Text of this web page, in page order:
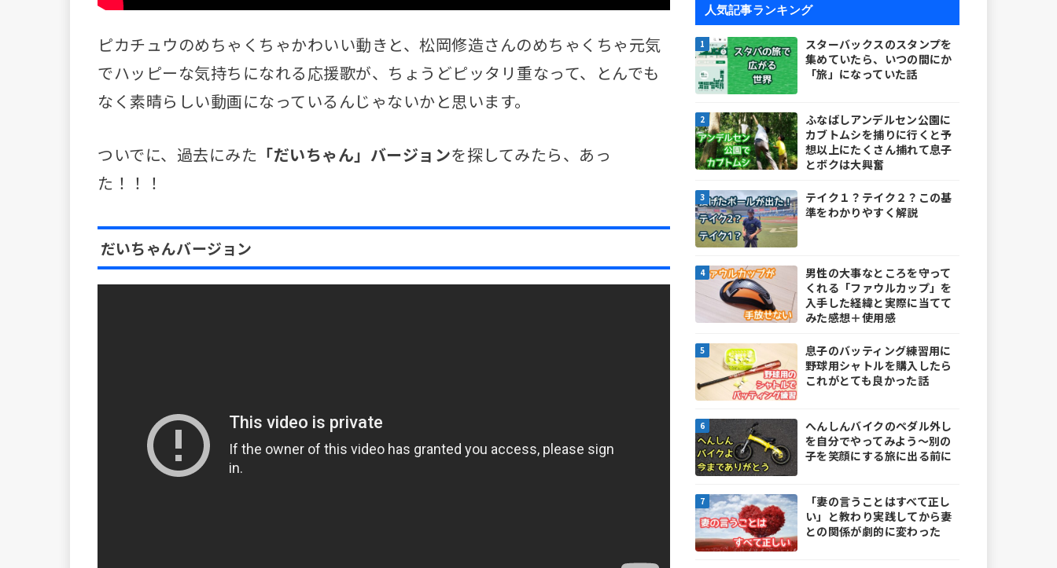
ピカチュウのめちゃくちゃかわいい動きと、松岡修造さんのめちゃくちゃ元気
でハッピーな気持ちになれる応援歌が、ちょうどピッタリ重なって、とんでも
なく素晴らしい動画になっているんじゃないかと思います。
ついでに、過去にみた 「だいちゃん」バージョンを探してみたら、あっ
た！！！
だいちゃんバージョン
人気記事ランキング
スターバックスのスタンプを
集めていたら、いつの間にか
「旅」になっていた話
ふなばしアンデルセン公園に
カブトムシを捕りに行くと予
想以上にたくさん捕れて息子
とボクは大興奮
テイク１？テイク２？この基
準をわかりやすく解説
男性の大事なところを守って
くれる「ファウルカップ」を
入手した経緯と実際に当てて
みた感想＋使用感
息子のバッティング練習用に
野球用シャトルを購入したら
これがとても良かった話
へんしんバイクのペダル外し
を自分でやってみよう～別の
子を笑顔にする旅に出る前に
「妻の言うことはすべて正し
い」と教わり実践してから妻
との関係が劇的に変わった